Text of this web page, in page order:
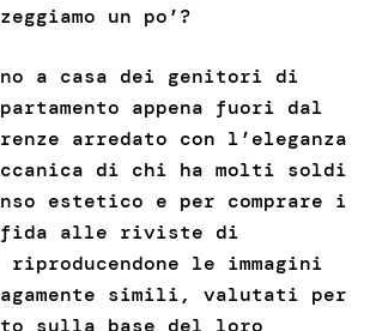
un po’?
a casa dei genitori di
appena fuori dal
arredato con l’eleganza
di chi ha molti soldi
estetico e per comprare i
alle riviste di
riproducendone le immagini
simili, valutati per
sulla base del loro